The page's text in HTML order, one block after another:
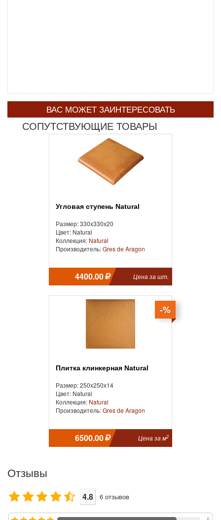
ВАС МОЖЕТ ЗАИНТЕРЕСОВАТЬ
СОПУТСТВУЮЩИЕ ТОВАРЫ
Угловая ступень Natural
Размер: 330x330x20
Цвет: Natural
Коллекция: Natural
Производитель:Gres de Aragon
4400.00 Цена за шт.
-%
Плитка клинкерная Natural
Размер: 250x250x14
Цвет: Natural
Коллекция: Natural
Производитель:Gres de Aragon
6500.00 Цена за м2
Отзывы
4.8 6 отзывов